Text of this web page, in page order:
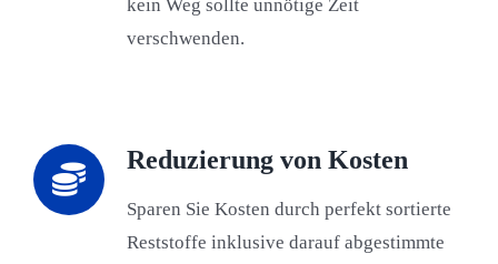
kein Weg sollte unnötige Zeit
verschwenden.
Reduzierung von Kosten
Sparen Sie Kosten durch perfekt sortierte
Reststoffe inklusive darauf abgestimmte